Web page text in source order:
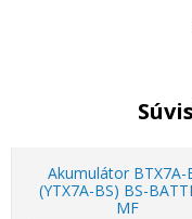
Akumulátor BTX7A-
(YTX7A-BS) BS-
MF